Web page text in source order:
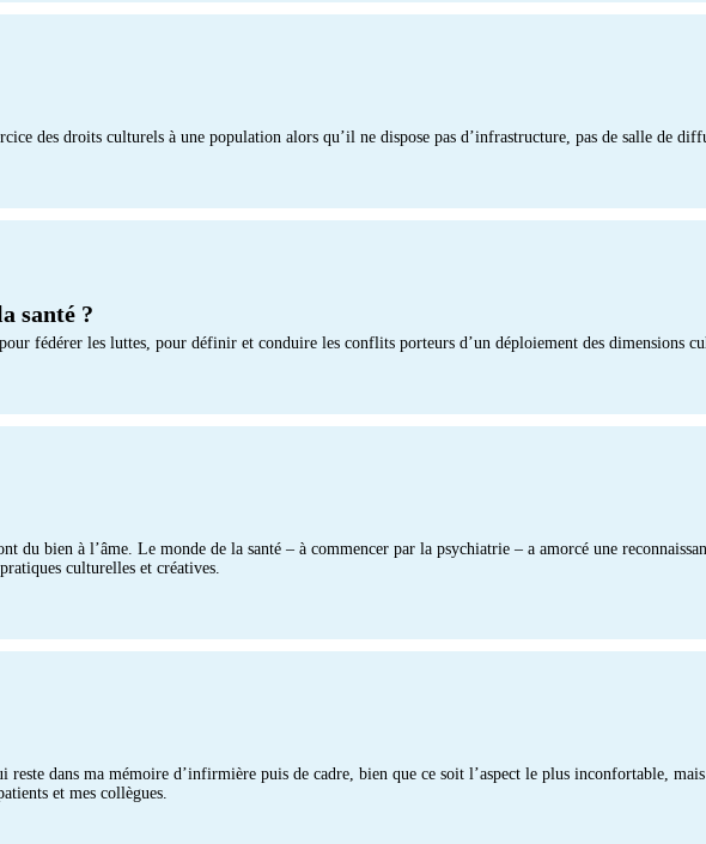
des droits culturels à une population alors qu’il ne dispose pas d’infrastructure, pas de salle de
santé ?
fédérer les luttes, pour définir et conduire les conflits porteurs d’un déploiement des dimensions
du bien à l’âme. Le monde de la santé – à commencer par la psychiatrie – a amorcé une
culturelles et créatives.
reste dans ma mémoire d’infirmière puis de cadre, bien que ce soit l’aspect le plus inconfortable,
et mes collègues.